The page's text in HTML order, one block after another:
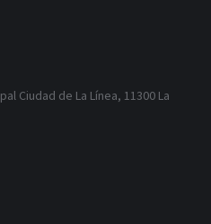
Ciudad de La Línea, 11300 La